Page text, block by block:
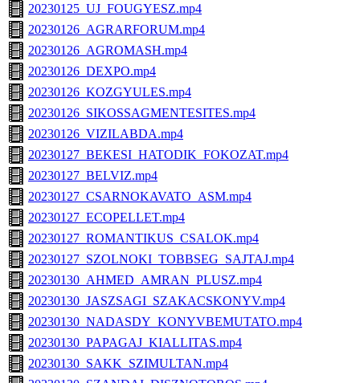
20230125_UJ_FOUGYESZ.mp4
20230126_AGRARFORUM.mp4
20230126_AGROMASH.mp4
20230126_DEXPO.mp4
20230126_KOZGYULES.mp4
20230126_SIKOSSAGMENTESITES.mp4
20230126_VIZILABDA.mp4
20230127_BEKESI_HATODIK_FOKOZAT.mp4
20230127_BELVIZ.mp4
20230127_CSARNOKAVATO_ASM.mp4
20230127_ECOPELLET.mp4
20230127_ROMANTIKUS_CSALOK.mp4
20230127_SZOLNOKI_TOBBSEG_SAJTAJ.mp4
20230130_AHMED_AMRAN_PLUSZ.mp4
20230130_JASZSAGI_SZAKACSKONYV.mp4
20230130_NADASDY_KONYVBEMUTATO.mp4
20230130_PAPAGAJ_KIALLITAS.mp4
20230130_SAKK_SZIMULTAN.mp4